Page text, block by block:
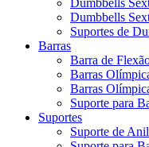
Dumbbells
Dumbbells
Suportes de
Barras
Barra de
Barras
Barras
Suporte para
Suportes
Suporte de